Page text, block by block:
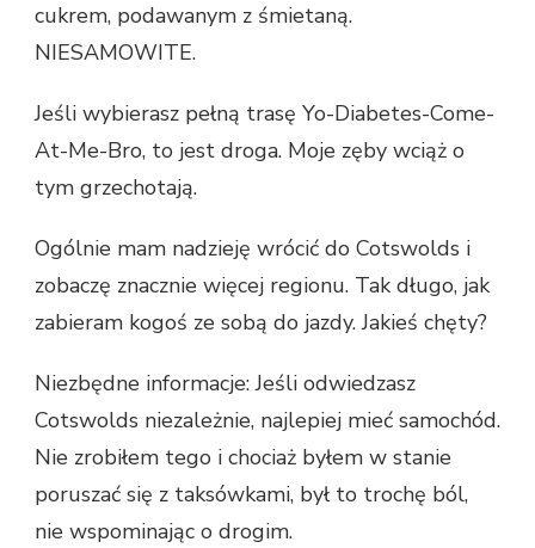
cukrem, podawanym z śmietaną.
NIESAMOWITE.
Jeśli wybierasz pełną trasę Yo-Diabetes-Come-
At-Me-Bro, to jest droga. Moje zęby wciąż o
tym grzechotają.
Ogólnie mam nadzieję wrócić do Cotswolds i
zobaczę znacznie więcej regionu. Tak długo, jak
zabieram kogoś ze sobą do jazdy. Jakieś chęty?
Niezbędne informacje: Jeśli odwiedzasz
Cotswolds niezależnie, najlepiej mieć samochód.
Nie zrobiłem tego i chociaż byłem w stanie
poruszać się z taksówkami, był to trochę ból,
nie wspominając o drogim.